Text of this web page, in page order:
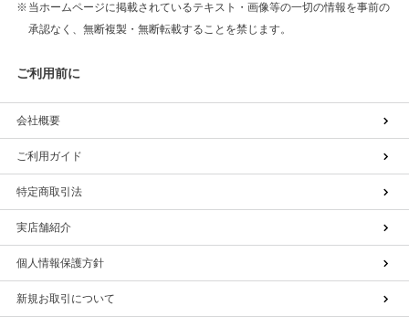
当ホームページに掲載されているテキスト・画像等の一切の情報を事前の
承認なく、無断複製・無断転載することを禁じます。
ご利用前に
会社概要
ご利用ガイド
特定商取引法
実店舗紹介
個人情報保護方針
新規お取引について